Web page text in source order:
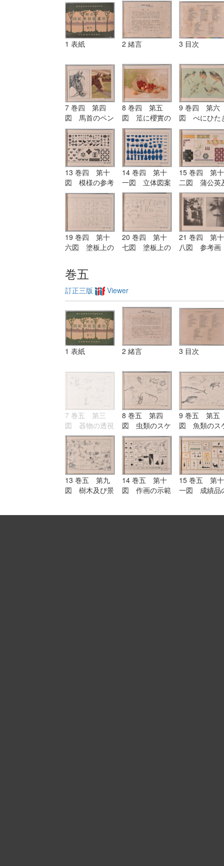
1 表紙 2 緒言 3 目次
7 巻四 第四
図 馬首のペン
画と水彩画
8 巻四 第五
図 笟に櫻實の
水彩画
9 巻四 第六
図 べにひた
の色鉛筆画
13 巻四 第十
図 模様の参考
図
14 巻四 第十
一図 立体図案
の参考図
15 巻四 第十
二図 蒲公英
び其の模様の
用画
19 巻四 第十
六図 塗板上の
くも宜し）
20 巻四 第十
七図 塗板上の
21 巻四 第十
八図 参考画
巻五
訂正三版 Viewer
1 表紙 2 緒言 3 目次
7 巻五 第三
図 器物の透視
画
8 巻五 第四
図 虫類のスケ
ッチ
9 巻五 第五
図 魚類のス
ッチ
13 巻五 第九
図 樹木及び景
14 巻五 第十
図 作画の示範
15 巻五 第十
一図 成績品